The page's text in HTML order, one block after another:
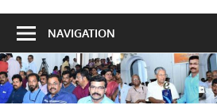
NAVIGATION